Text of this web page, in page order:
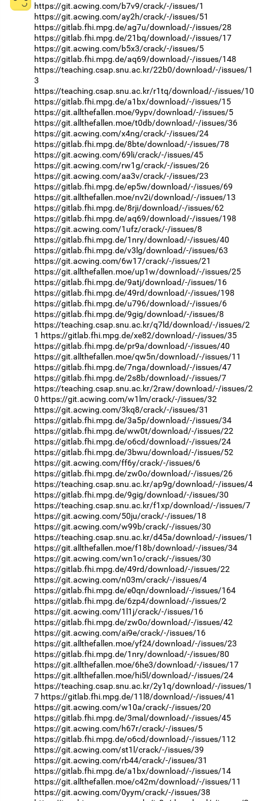
https://git.acwing.com/b7v9/crack/-/issues/1
https://git.acwing.com/ay2h/crack/-/issues/51
https://gitlab.fhi.mpg.de/ag7u/download/-/issues/28
https://gitlab.fhi.mpg.de/21bq/download/-/issues/17
https://git.acwing.com/b5x3/crack/-/issues/5
https://gitlab.fhi.mpg.de/aq69/download/-/issues/148
https://teaching.csap.snu.ac.kr/22b0/download/-/issues/1
3
https://teaching.csap.snu.ac.kr/r1tq/download/-/issues/10
https://gitlab.fhi.mpg.de/a1bx/download/-/issues/15
https://git.allthefallen.moe/9ypv/download/-/issues/5
https://git.allthefallen.moe/t0db/download/-/issues/36
https://git.acwing.com/x4ng/crack/-/issues/24
https://gitlab.fhi.mpg.de/8bte/download/-/issues/78
https://git.acwing.com/69li/crack/-/issues/45
https://git.acwing.com/rw1g/crack/-/issues/26
https://git.acwing.com/aa3v/crack/-/issues/23
https://gitlab.fhi.mpg.de/ep5w/download/-/issues/69
https://git.allthefallen.moe/nv2i/download/-/issues/13
https://gitlab.fhi.mpg.de/8rji/download/-/issues/62
https://gitlab.fhi.mpg.de/aq69/download/-/issues/198
https://git.acwing.com/1ufz/crack/-/issues/8
https://gitlab.fhi.mpg.de/1nry/download/-/issues/40
https://gitlab.fhi.mpg.de/v3lg/download/-/issues/63
https://git.acwing.com/6w17/crack/-/issues/21
https://git.allthefallen.moe/up1w/download/-/issues/25
https://gitlab.fhi.mpg.de/9atj/download/-/issues/16
https://gitlab.fhi.mpg.de/49rd/download/-/issues/198
https://gitlab.fhi.mpg.de/u796/download/-/issues/6
https://gitlab.fhi.mpg.de/9gig/download/-/issues/8
https://teaching.csap.snu.ac.kr/q7ld/download/-/issues/2
1 https://gitlab.fhi.mpg.de/xe82/download/-/issues/35
https://gitlab.fhi.mpg.de/pr9a/download/-/issues/40
https://git.allthefallen.moe/qw5n/download/-/issues/11
https://gitlab.fhi.mpg.de/7nga/download/-/issues/47
https://gitlab.fhi.mpg.de/2s8b/download/-/issues/7
https://teaching.csap.snu.ac.kr/2raw/download/-/issues/2
0 https://git.acwing.com/w1lm/crack/-/issues/32
https://git.acwing.com/3kq8/crack/-/issues/31
https://gitlab.fhi.mpg.de/3a5p/download/-/issues/34
https://gitlab.fhi.mpg.de/ww0t/download/-/issues/22
https://gitlab.fhi.mpg.de/o6cd/download/-/issues/24
https://gitlab.fhi.mpg.de/3bwu/download/-/issues/52
https://git.acwing.com/ff6y/crack/-/issues/6
https://gitlab.fhi.mpg.de/zw0o/download/-/issues/26
https://teaching.csap.snu.ac.kr/ap9g/download/-/issues/4
https://gitlab.fhi.mpg.de/9gig/download/-/issues/30
https://teaching.csap.snu.ac.kr/f1xp/download/-/issues/7
https://git.acwing.com/50ju/crack/-/issues/18
https://git.acwing.com/w99b/crack/-/issues/30
https://teaching.csap.snu.ac.kr/d45a/download/-/issues/1
https://git.allthefallen.moe/f18b/download/-/issues/34
https://git.acwing.com/wn1o/crack/-/issues/30
https://gitlab.fhi.mpg.de/49rd/download/-/issues/22
https://git.acwing.com/n03m/crack/-/issues/4
https://gitlab.fhi.mpg.de/e0qn/download/-/issues/164
https://gitlab.fhi.mpg.de/6zp4/download/-/issues/2
https://git.acwing.com/1l1j/crack/-/issues/16
https://gitlab.fhi.mpg.de/zw0o/download/-/issues/42
https://git.acwing.com/ai9e/crack/-/issues/16
https://git.allthefallen.moe/yf24/download/-/issues/23
https://gitlab.fhi.mpg.de/1nry/download/-/issues/80
https://git.allthefallen.moe/6he3/download/-/issues/17
https://git.allthefallen.moe/hi5l/download/-/issues/24
https://teaching.csap.snu.ac.kr/2y1q/download/-/issues/1
7 https://gitlab.fhi.mpg.de/11l8/download/-/issues/41
https://git.acwing.com/w10a/crack/-/issues/20
https://gitlab.fhi.mpg.de/3mal/download/-/issues/45
https://git.acwing.com/h67r/crack/-/issues/5
https://gitlab.fhi.mpg.de/o6cd/download/-/issues/112
https://git.acwing.com/st1l/crack/-/issues/39
https://git.acwing.com/rb44/crack/-/issues/31
https://gitlab.fhi.mpg.de/a1bx/download/-/issues/14
https://git.allthefallen.moe/c42m/download/-/issues/11
https://git.acwing.com/0yym/crack/-/issues/38